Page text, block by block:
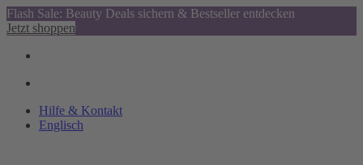
Flash Sale: Beauty Deals sichern & Bestseller entdecken
Jetzt shoppen
Hilfe & Kontakt
Englisch